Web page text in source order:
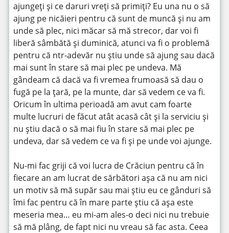
ajungeți și ce daruri vreți să primiți? Eu una nu o să
ajung pe nicăieri pentru că sunt de muncă și nu am
unde să plec, nici măcar să mă strecor, dar voi fi
liberă sâmbătă și duminică, atunci va fi o problemă
pentru că ntr-adevăr nu știu unde să ajung sau dacă
mai sunt în stare să mai plec pe undeva. Mă
gândeam că dacă va fi vremea frumoasă să dau o
fugă pe la țară, pe la munte, dar să vedem ce va fi.
Oricum în ultima perioadă am avut cam foarte
multe lucruri de făcut atât acasă cât și la serviciu și
nu știu dacă o să mai fiu în stare să mai plec pe
undeva, dar să vedem ce va fi și pe unde voi ajunge.
Nu-mi fac griji că voi lucra de Crăciun pentru că în
fiecare an am lucrat de sărbători așa că nu am nici
un motiv să mă supăr sau mai știu eu ce gânduri să
îmi fac pentru că în mare parte știu că așa este
meseria mea… eu mi-am ales-o deci nici nu trebuie
să mă plâng, de fapt nici nu vreau să fac asta. Ceea